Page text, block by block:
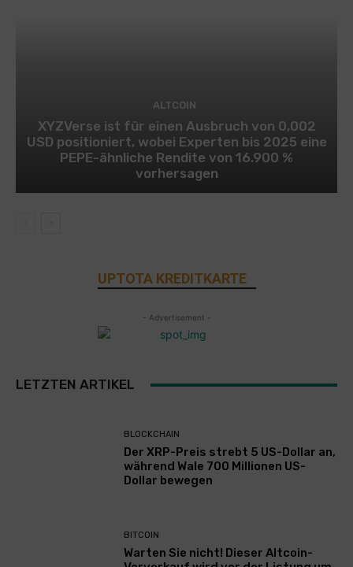
ALTCOIN
XYZVerse ist für einen Ausbruch von 0,002
USD positioniert, wobei Experten bis 2025 eine
PEPE-ähnliche Rendite von 16.900 %
vorhersagen
UPTOTA KREDITKARTE
- Advertisement -
LETZTEN ARTIKEL
BLOCKCHAIN
Der XRP-Preis strebt 5 US-Dollar an,
während Wale 700 Millionen US-
Dollar bewegen
BITCOIN
Warten Sie nicht! Dieser Altcoin-